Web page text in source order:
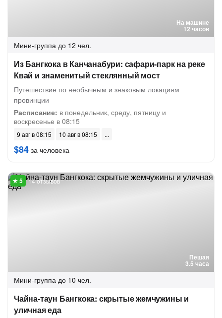
На машине
12 часов
Мини-группа до 12 чел.
Из Бангкока в Канчанабури: сафари-парк на реке
Квай и знаменитый стеклянный мост
Путешествие по необычным и знаковым локациям
провинции
Расписание: в понедельник, среду, пятницу и
воскресенье в 08:15
9 авг в 08:15 10 авг в 08:15
$84 за человека
Пешая
3.5 часа
14 отзывов
Мини-группа до 10 чел.
Чайна-таун Бангкока: скрытые жемчужины и
уличная еда